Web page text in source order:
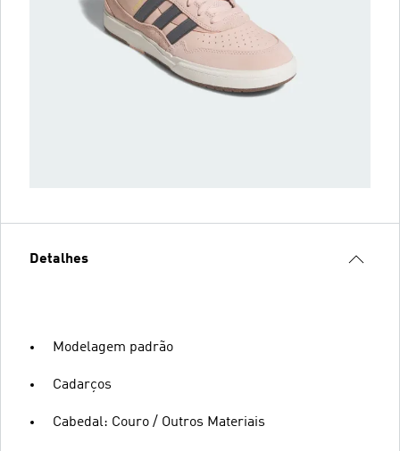
Detalhes
Modelagem padrão
Cadarços
Cabedal: Couro / Outros Materiais